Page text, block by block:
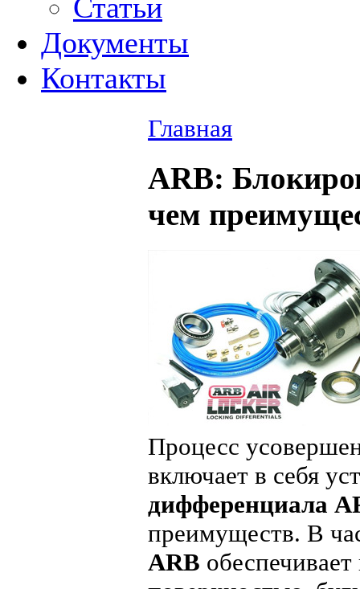
Статьи
Документы
Контакты
Главная
ARB:
чем
Процесс
включает в себя
дифференциала
преимуществ. В
ARB